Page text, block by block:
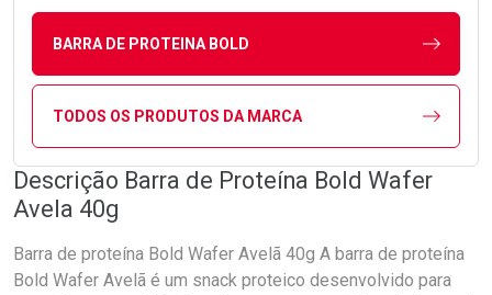
BARRA DE PROTEINA BOLD
TODOS OS PRODUTOS DA MARCA
Descrição Barra de Proteína Bold Wafer
Avela 40g
Barra de proteína Bold Wafer Avelã 40g A barra de proteína
Bold Wafer Avelã é um snack proteico desenvolvido para